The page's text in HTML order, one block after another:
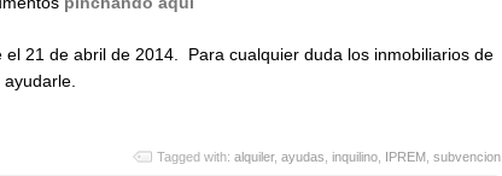
21 de abril de 2014. Para cualquier duda los inmobiliarios de
Tagged with: alquiler, ayudas, inquilino, IPREM, subvencion